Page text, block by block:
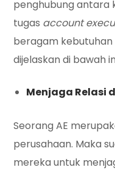
penghubung antara
tugas account
beragam kebutuhan
dijelaskan di bawah
Menjaga Relasi
Seorang AE
perusahaan. Maka
mereka untuk